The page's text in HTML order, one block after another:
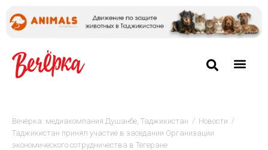
Вечёрка: медиакомпания Душанбе, Таджикистан / Новости /
Таджикистан принял участие в заседании Организации
экономического сотрудничества в Тегеране